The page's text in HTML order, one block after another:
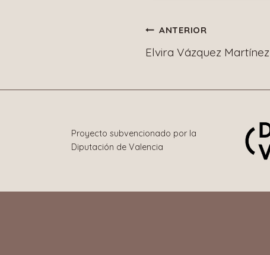
Navegación
entradas
ANTERIOR
Elvira Vázquez Martínez
Proyecto subvencionado por la
Diputación de Valencia